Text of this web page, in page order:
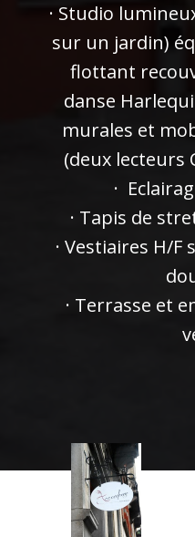
· Studio
sur un jardin)
flottant
danse
murales et
(deux lecteurs
·
· Tapis de
· Vestiaires H/F
· Terrasse et